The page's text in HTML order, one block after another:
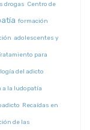
drogas Centro de
formación
adolescentes y
para
del adicto
a la ludopatía
Recaídas en
de las